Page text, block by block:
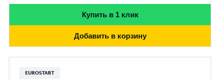
Купить в 1 клик
Добавить в корзину
EUROSTART